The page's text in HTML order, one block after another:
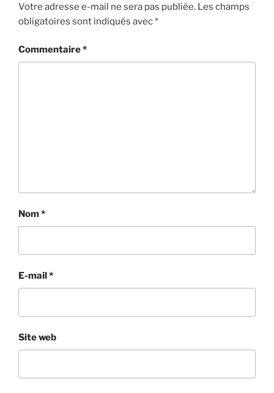
Votre adresse e-mail ne sera pas publiée. Les champs
obligatoires sont indiqués avec*
Commentaire*
Nom*
E-mail*
Site web